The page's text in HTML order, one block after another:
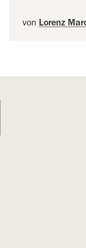
von Lorenz